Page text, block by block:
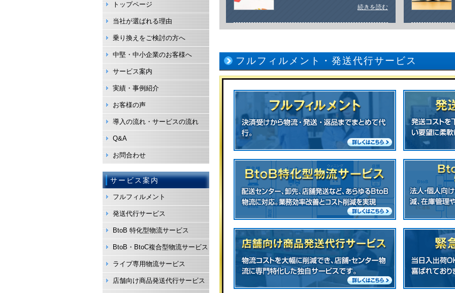
続きを読む
フルフィルメント・発送代行サービス
トップページ
当社が選ばれる理由
乗り換えをご検討の方へ
中堅・中小企業のお客様へ
サービス案内
実績・事例紹介
お客様の声
導入の流れ・サービスの流れ
Q&A
お問合わせ
サービス案内
フルフィルメント
発送代行サービス
BtoB 特化型物流サービス
BtoB・BtoC複合型物流サービス
ライブ専用物流サービス
店舗向け商品発送代行サービス